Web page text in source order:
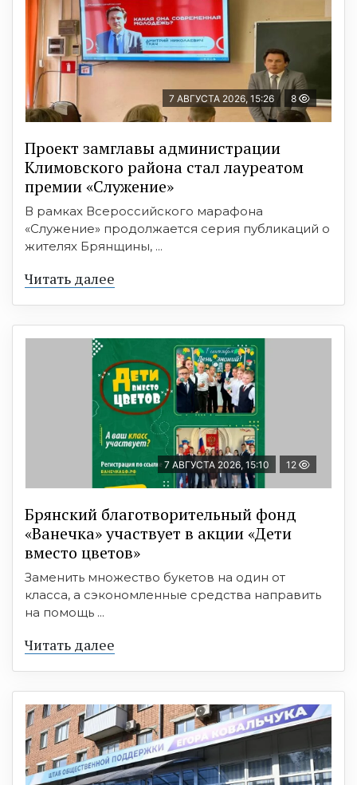
7 АВГУСТА 2026, 15:26 8
Проект замглавы администрации
Климовского района стал лауреатом
премии «Служение»
В рамках Всероссийского марафона
«Служение» продолжается серия публикаций о
жителях Брянщины, ...
Читать далее
7 АВГУСТА 2026, 15:10 12
Брянский благотворительный фонд
«Ванечка» участвует в акции «Дети
вместо цветов»
Заменить множество букетов на один от
класса, а сэкономленные средства направить
на помощь ...
Читать далее